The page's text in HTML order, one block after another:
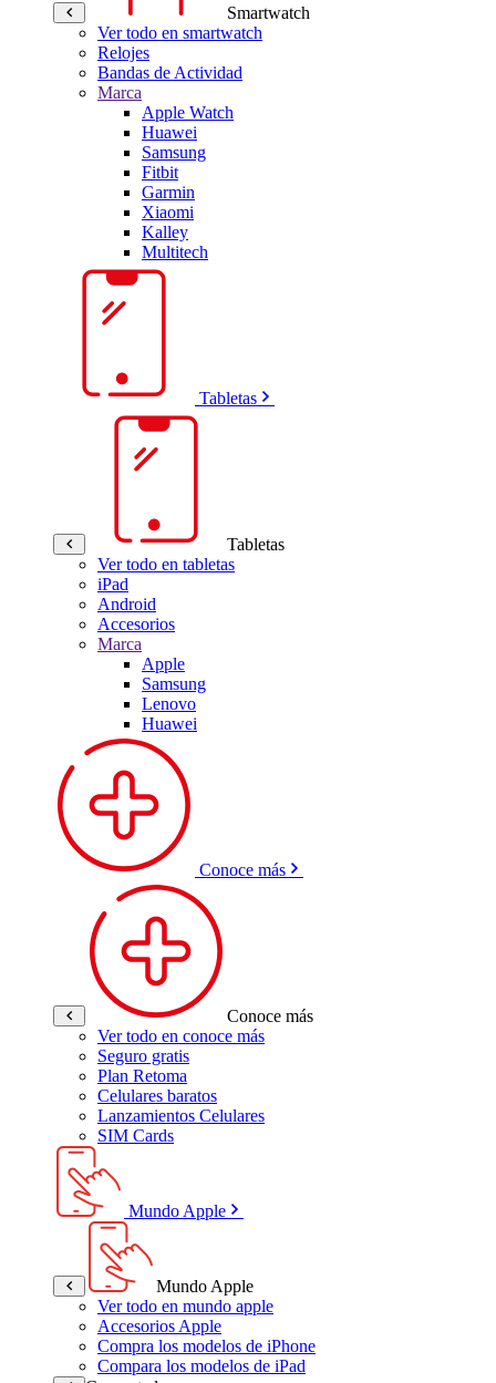
Smartwatch
Ver todo en smartwatch
Relojes
Bandas de Actividad
Marca
Apple Watch
Huawei
Samsung
Fitbit
Garmin
Xiaomi
Kalley
Multitech
Tabletas
Tabletas
Ver todo en tabletas
iPad
Android
Accesorios
Marca
Apple
Samsung
Lenovo
Huawei
Conoce más
Conoce más
Ver todo en conoce más
Seguro gratis
Plan Retoma
Celulares baratos
Lanzamientos Celulares
SIM Cards
Mundo Apple
Mundo Apple
Ver todo en mundo apple
Accesorios Apple
Compra los modelos de iPhone
Compara los modelos de iPad